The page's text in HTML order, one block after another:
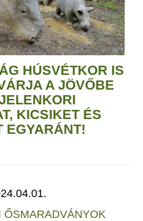
HÚSVÉTKOR IS
A JÖVŐBE
KICSIKET ÉS
EGYARÁNT!
ŐSMARADVÁNYOK